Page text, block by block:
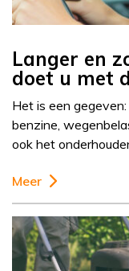
Langer en
doet u met
Het is een
benzine,
ook het
Meer